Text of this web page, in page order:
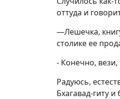
оттуда и
—Лешечка,
столике ее
- Конечно,
Радуюсь,
Бхагавад-гиту